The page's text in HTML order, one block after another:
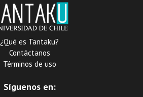
¿Qué es Tantaku?
Contáctanos
Términos de uso
Síguenos en: